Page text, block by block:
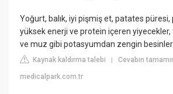
Yoğurt, balık, iyi pişmiş et, patates püresi,
yüksek enerji ve protein içeren yiyecekler,
ve muz gibi potasyumdan zengin
Kaynak kaldırma talebi |Cevabın
medicalpark.com.tr